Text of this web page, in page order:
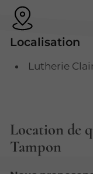
Localisation
Lutherie
Location de
Tampon